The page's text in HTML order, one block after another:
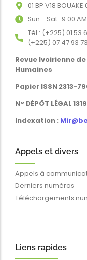
01 BP V18 BOUAKE
Sun - Sat : 9:00
Tél : (+225) 01 53
(+225) 07 47 93
Revue Ivoirienne
Humaines
Papier ISSN 2313-
N° DÉPÔT LÉGAL
Indexation :
Appels et divers
Appels à
Derniers numéros
Téléchargements
Liens rapides